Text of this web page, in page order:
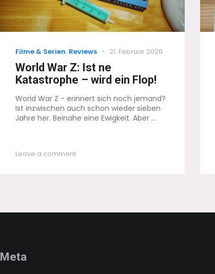
Categories
Filme & Serien, Reviews
Posted
21. Februar 2020
World War Z: Ist ne
Katastrophe – wird ein Flop!
World War Z - erinnert sich noch jemand?
Ist inzwischen auch schon wieder sieben
Jahre her. Beinahe eine Ewigkeit. Aber ...
Leave a commenton
Meta